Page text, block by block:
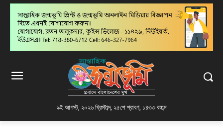
৯ই আগস্ট, ২০২৬ খ্রিস্টাব্দ, ২৫শে শ্রাবণ, ১৪৩৩ বঙ্গাব্দ